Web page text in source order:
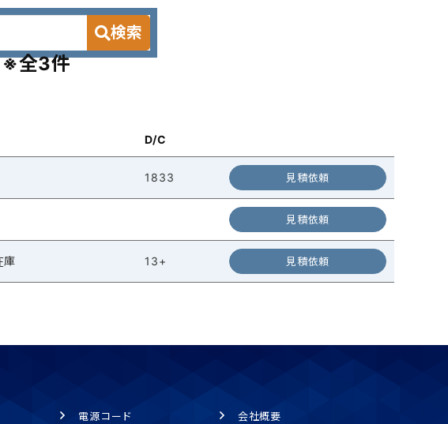
検索
※全3件
D/C
1833 見積依頼
見積依頼
庫 13+ 見積依頼
電源コード 会社概要